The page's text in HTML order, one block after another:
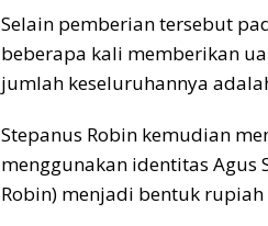
Selain pemberian tersebut
beberapa kali memberikan
jumlah keseluruhannya
Stepanus Robin kemudian
menggunakan identitas Agus
Robin) menjadi bentuk